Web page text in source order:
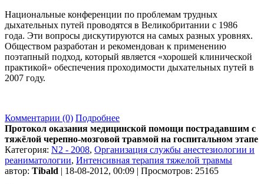
Национальные конференции по проблемам трудных
дыхательных путей проводятся в Великобритании с 1986
года. Эти вопросы дискутируются на самых разных уровнях.
Обществом разработан и рекомендован к применению
поэтапный подход, который является «хорошей клинической
практикой» обеспечения проходимости дыхательных путей в
2007 году.
Комментарии (0) Подробнее
Протокол оказания медицинской помощи пострадавшим с
тяжёлой черепно-мозговой травмой на госпитальном этапе
Категория: N2 - 2008, Организация службы анестезиологии и
реаниматологии, Интенсивная терапия тяжелой травмы
автор: Tibald | 18-08-2012, 00:09 | Просмотров: 25165